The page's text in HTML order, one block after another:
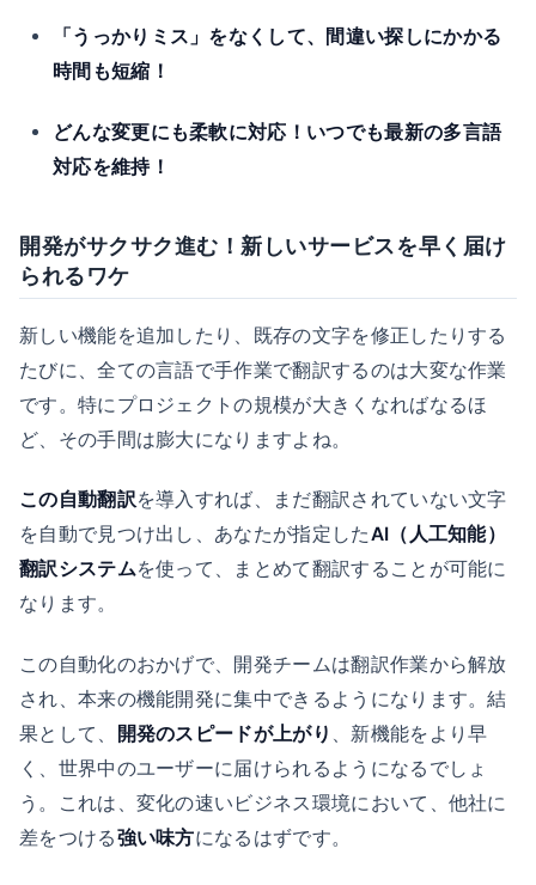
「うっかりミス」をなくして、間違い探しにかかる
時間も短縮！
どんな変更にも柔軟に対応！いつでも最新の多言語
対応を維持！
開発がサクサク進む！新しいサービスを早く届け
られるワケ
新しい機能を追加したり、既存の文字を修正したりする
たびに、全ての言語で手作業で翻訳するのは大変な作業
です。特にプロジェクトの規模が大きくなればなるほ
ど、その手間は膨大になりますよね。
この自動翻訳を導入すれば、まだ翻訳されていない文字
を自動で見つけ出し、あなたが指定したAI（人工知能）
翻訳システムを使って、まとめて翻訳することが可能に
なります。
この自動化のおかげで、開発チームは翻訳作業から解放
され、本来の機能開発に集中できるようになります。結
果として、
開発のスピードが上がり 、新機能をより早
く、世界中のユーザーに届けられるようになるでしょ
う。これは、変化の速いビジネス環境において、他社に
差をつける強い味方になるはずです。